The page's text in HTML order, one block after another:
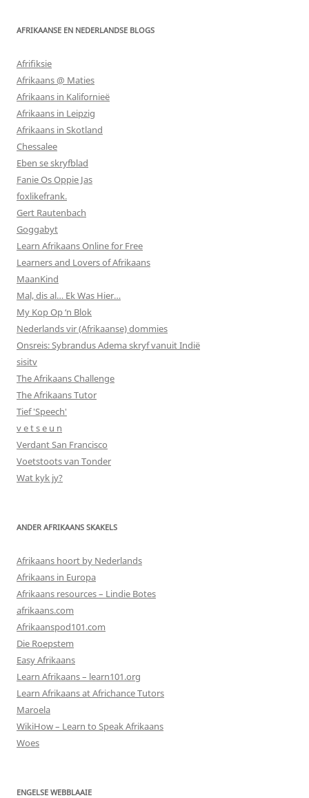
AFRIKAANSE EN NEDERLANDSE BLOGS
Afrifiksie
Afrikaans @ Maties
Afrikaans in Kalifornieë
Afrikaans in Leipzig
Afrikaans in Skotland
Chessalee
Eben se skryfblad
Fanie Os Oppie Jas
foxlikefrank.
Gert Rautenbach
Goggabyt
Learn Afrikaans Online for Free
Learners and Lovers of Afrikaans
MaanKind
Mal, dis al… Ek Was Hier…
My Kop Op ‘n Blok
Nederlands vir (Afrikaanse) dommies
Onsreis: Sybrandus Adema skryf vanuit Indië
sisitv
The Afrikaans Challenge
The Afrikaans Tutor
Tief 'Speech'
v e t s e u n
Verdant San Francisco
Voetstoots van Tonder
Wat kyk jy?
ANDER AFRIKAANS SKAKELS
Afrikaans hoort by Nederlands
Afrikaans in Europa
Afrikaans resources – Lindie Botes
afrikaans.com
Afrikaanspod101.com
Die Roepstem
Easy Afrikaans
Learn Afrikaans – learn101.org
Learn Afrikaans at Africhance Tutors
Maroela
WikiHow – Learn to Speak Afrikaans
Woes
ENGELSE WEBBLAAIE